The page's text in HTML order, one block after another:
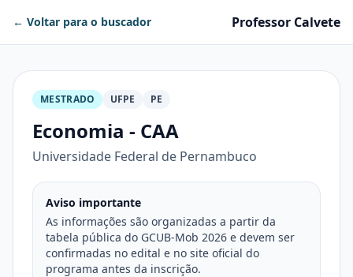
← Voltar para o buscador Professor Calvete
MESTRADO UFPE PE
Economia - CAA
Universidade Federal de Pernambuco
Aviso importante
As informações são organizadas a partir da
tabela pública do GCUB-Mob 2026 e devem ser
confirmadas no edital e no site oficial do
programa antes da inscrição.